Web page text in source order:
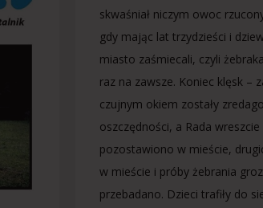
skwaśniał niczym owoc
gdy mając lat trzydzieści i
miasto zaśmiecali, czyli
raz na zawsze. Koniec klęsk –
czujnym okiem zostały
oszczędności, a Rada
pozostawiono w mieście,
w mieście i próby żebrania
przebadano. Dzieci trafiły do